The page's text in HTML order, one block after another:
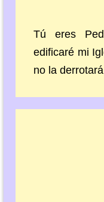
Tú eres
edificaré mi
no la